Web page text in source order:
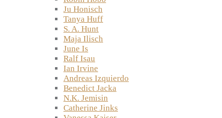
Ju Honisch
Tanya Huff
S. A. Hunt
Maja Ilisch
June Is
Ralf Isau
Ian Irvine
Andreas Izquierdo
Benedict Jacka
N.K. Jemisin
Catherine Jinks